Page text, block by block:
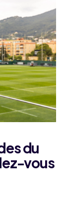
du
vous